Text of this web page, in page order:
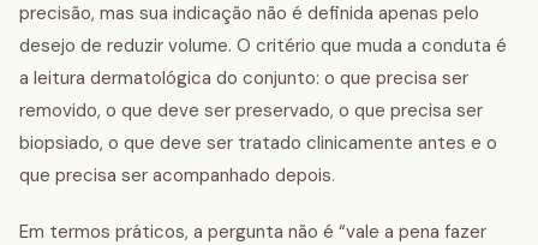
precisão, mas sua indicação não é definida apenas pelo
desejo de reduzir volume. O critério que muda a conduta é
a leitura dermatológica do conjunto: o que precisa ser
removido, o que deve ser preservado, o que precisa ser
biopsiado, o que deve ser tratado clinicamente antes e o
que precisa ser acompanhado depois.
Em termos práticos, a pergunta não é “vale a pena fazer